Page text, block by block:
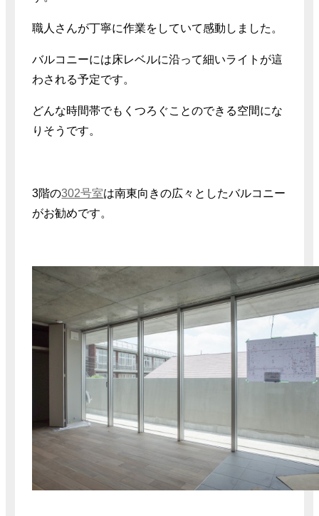
職人さんが丁寧に作業をしていて感動しました。
バルコニーには床レベルに沿って細いライトが這
わされる予定です。
どんな時間帯でもくつろぐことのできる空間にな
りそうです。
3階の302号室は南東向きの広々としたバルコニー
がお勧めです。